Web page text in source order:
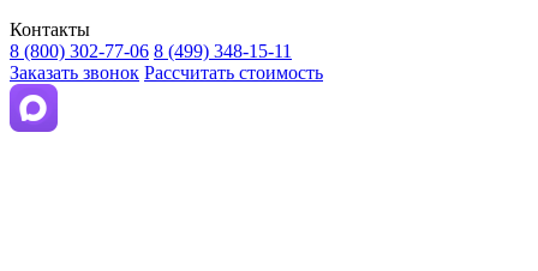
Контакты
8 (800) 302-77-06 8 (499) 348-15-11
Заказать звонок Рассчитать стоимость